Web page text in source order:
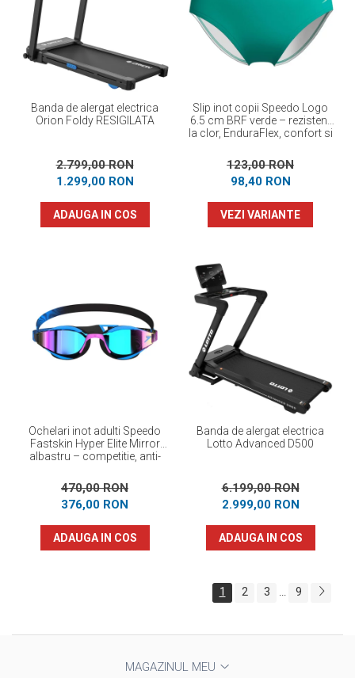
Banda de alergat electrica
Orion Foldy RESIGILATA
2.799,00 RON
1.299,00 RON
ADAUGA IN COS
Slip inot copii Speedo Logo
6.5 cm BRF verde – rezistent
la clor, EnduraFlex, confort si
123,00 RON
98,40 RON
VEZI VARIANTE
Ochelari inot adulti Speedo
Fastskin Hyper Elite Mirror
albastru – competitie, anti-
470,00 RON
376,00 RON
ADAUGA IN COS
Banda de alergat electrica
Lotto Advanced D500
6.199,00 RON
2.999,00 RON
ADAUGA IN COS
1 2 3 ... 9
MAGAZINUL MEU